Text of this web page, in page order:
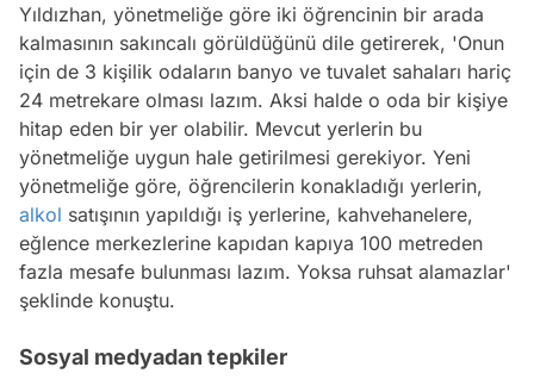
Yıldızhan, yönetmeliğe göre iki öğrencinin bir arada
kalmasının sakıncalı görüldüğünü dile getirerek, 'Onun
için de 3 kişilik odaların banyo ve tuvalet sahaları hariç
24 metrekare olması lazım. Aksi halde o oda bir kişiye
hitap eden bir yer olabilir. Mevcut yerlerin bu
yönetmeliğe uygun hale getirilmesi gerekiyor. Yeni
yönetmeliğe göre, öğrencilerin konakladığı yerlerin,
alkol satışının yapıldığı iş yerlerine, kahvehanelere,
eğlence merkezlerine kapıdan kapıya 100 metreden
fazla mesafe bulunması lazım. Yoksa ruhsat alamazlar'
şeklinde konuştu.
Sosyal medyadan tepkiler